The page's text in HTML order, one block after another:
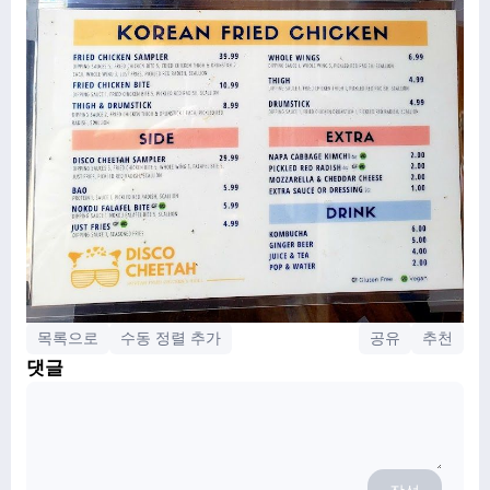
목록으로 수동 정렬 추가 공유 추천
댓글